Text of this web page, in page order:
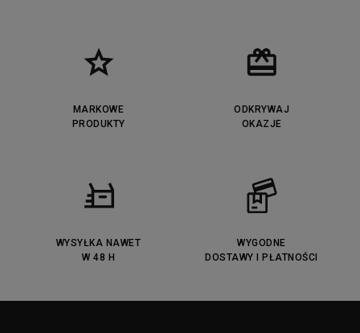
MARKOWE
PRODUKTY
ODKRYWAJ
OKAZJE
WYSYŁKA NAWET
W 48 H
WYGODNE
DOSTAWY I PŁATNOŚCI